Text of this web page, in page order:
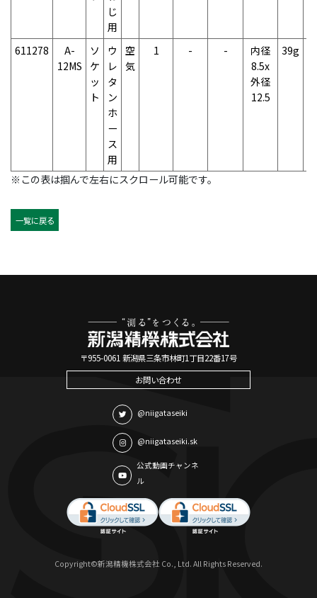
じ
用
611278
A-
12MS
ソ
ケ
ッ
ト
ウ
レ
タ
ン
ホ
ー
ス
用
空
気
1 - -
内径
8.5x
外径
12.5
39g
※この表は掴んで左右にスクロール可能です。
一覧に戻る
〒955-0061 新潟県三条市林町1丁目22番17号
お問い合わせ
@niigataseiki
@niigataseiki.sk
公式動画チャンネ
ル
Copyright©新潟精機株式会社 Co., Ltd. All Rights Reserved.